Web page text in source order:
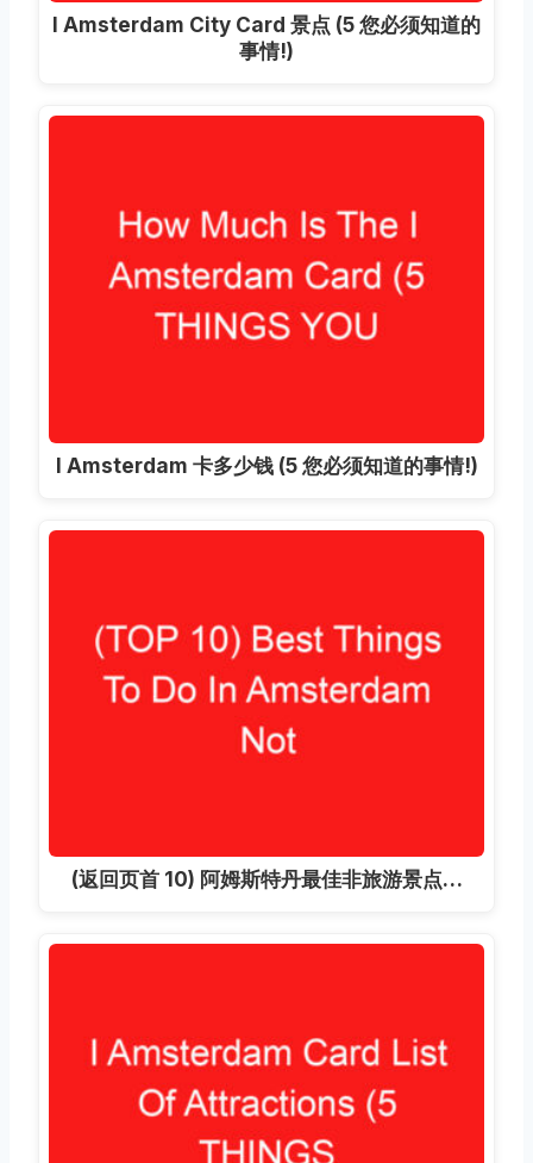
I Amsterdam City Card 景点 (5 您必须知道的
事情!)
I Amsterdam 卡多少钱 (5 您必须知道的事情!)
(返回页首 10) 阿姆斯特丹最佳非旅游景点…